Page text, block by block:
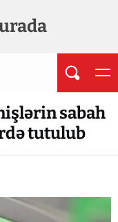
sabah
tutulub